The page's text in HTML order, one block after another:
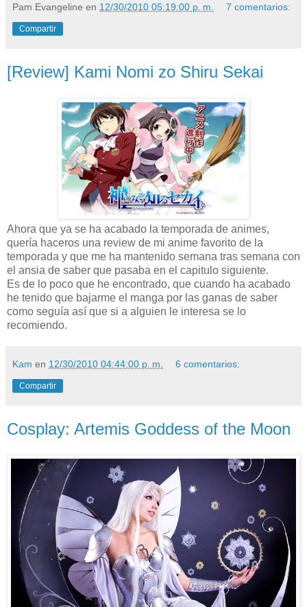
Pam Evangeline en 12/30/2010 05:19:00 p. m. 7 comentarios:
Compartir
[Review] Kami Nomi zo Shiru Sekai
Ahora que ya se ha acabado la temporada de animes,
quería haceros una review de mi anime favorito de la
temporada y que me ha mantenido semana tras semana con
el ansia de saber que pasaba en el capitulo siguiente.
Es de lo poco que he encontrado, que cuando ha acabado
he tenido que bajarme el manga por las ganas de saber
como seguía así que si a alguien le interesa se lo
recomiendo.
Kam en 12/30/2010 04:44:00 p. m. 6 comentarios:
Compartir
Cosplay: Artemis Goddess of the Moon